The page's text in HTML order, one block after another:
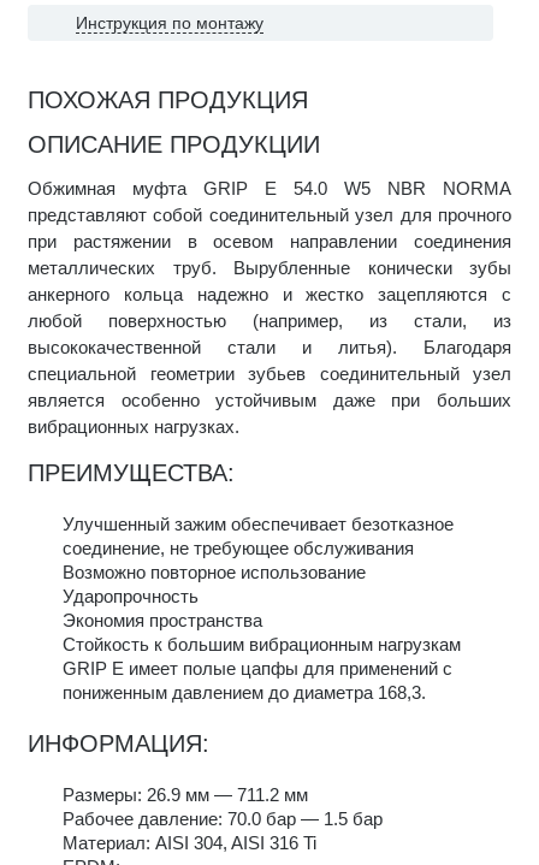
Инструкция по монтажу
ПОХОЖАЯ ПРОДУКЦИЯ
ОПИСАНИЕ ПРОДУКЦИИ
Обжимная муфта GRIP E 54.0 W5 NBR NORMA
представляют собой соединительный узел для прочного
при растяжении в осевом направлении соединения
металлических труб. Вырубленные конически зубы
анкерного кольца надежно и жестко зацепляются с
любой поверхностью (например, из стали, из
высококачественной стали и литья). Благодаря
специальной геометрии зубьев соединительный узел
является особенно устойчивым даже при больших
вибрационных нагрузках.
ПРЕИМУЩЕСТВА:
Улучшенный зажим обеспечивает безотказное
соединение, не требующее обслуживания
Возможно повторное использование
Ударопрочность
Экономия пространства
Стойкость к большим вибрационным нагрузкам
GRIP E имеет полые цапфы для применений с
пониженным давлением до диаметра 168,3.
ИНФОРМАЦИЯ:
Размеры: 26.9 мм — 711.2 мм
Рабочее давление: 70.0 бар — 1.5 бар
Материал: AISI 304, AISI 316 Ti